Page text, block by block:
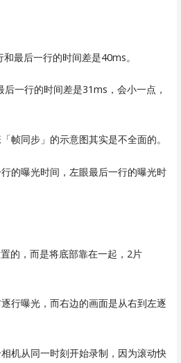
最后一行的时间差是40ms。
一行的时间差是31ms，会小一点，
帧同步」的示意图其实是不全面的。
的曝光时间，左眼最后一行的曝光时
的，而是将底部靠在一起，2片
行曝光，而右边的画面是从右到左逐
机从同一时刻开始录制，因为滚动快